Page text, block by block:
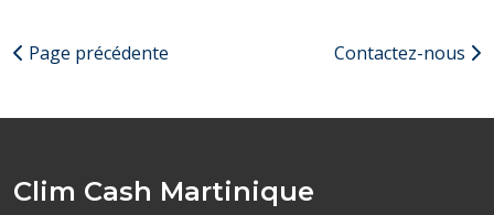
Type de relais Relais potentiel
Hauteur : 710 MM(28IN)
Page précédente Contactez-nous
Clim Cash Martinique